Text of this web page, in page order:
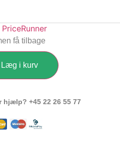
få tilbage
Læg i kurv
hjælp? +45 22 26 55 77